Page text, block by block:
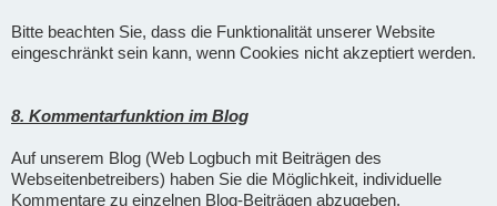
Bitte beachten Sie, dass die Funktionalität unserer Website
eingeschränkt sein kann, wenn Cookies nicht akzeptiert werden.
8. Kommentarfunktion im Blog
Auf unserem Blog (Web Logbuch mit Beiträgen des
Webseitenbetreibers) haben Sie die Möglichkeit, individuelle
Kommentare zu einzelnen Blog-Beiträgen abzugeben.